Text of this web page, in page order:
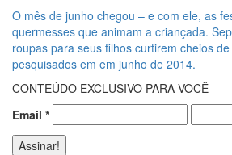
O mês de junho chegou – e com ele, as
quermesses que animam a criançada.
roupas para seus filhos curtirem cheios
pesquisados em em junho de 2014.
CONTEÚDO EXCLUSIVO PARA VOCÊ
Email *